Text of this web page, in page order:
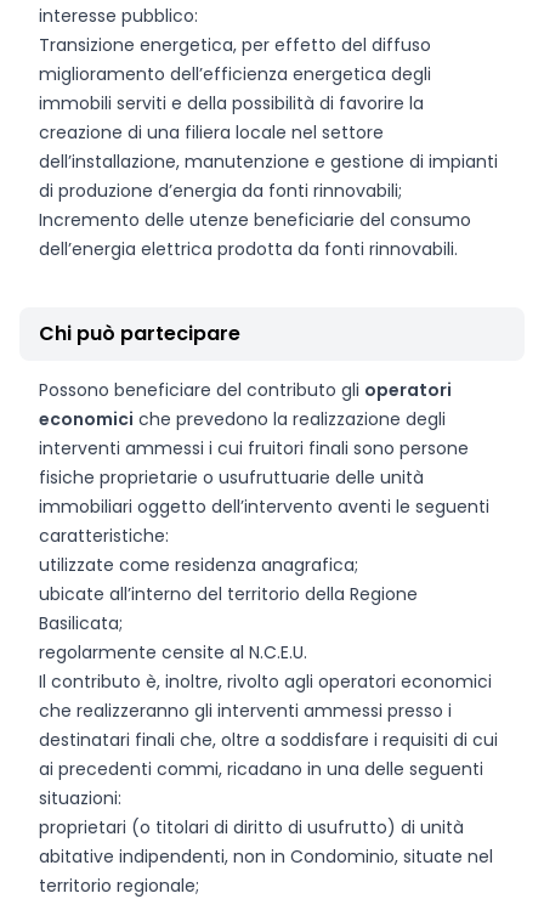
interesse pubblico:
Transizione energetica, per effetto del diffuso
miglioramento dell’efficienza energetica degli
immobili serviti e della possibilità di favorire la
creazione di una filiera locale nel settore
dell’installazione, manutenzione e gestione di impianti
di produzione d’energia da fonti rinnovabili;
Incremento delle utenze beneficiarie del consumo
dell’energia elettrica prodotta da fonti rinnovabili.
Chi può partecipare
Possono beneficiare del contributo gli operatori
economici che prevedono la realizzazione degli
interventi ammessi i cui fruitori finali sono persone
fisiche proprietarie o usufruttuarie delle unità
immobiliari oggetto dell’intervento aventi le seguenti
caratteristiche:
utilizzate come residenza anagrafica;
ubicate all’interno del territorio della Regione
Basilicata;
regolarmente censite al N.C.E.U.
Il contributo è, inoltre, rivolto agli operatori economici
che realizzeranno gli interventi ammessi presso i
destinatari finali che, oltre a soddisfare i requisiti di cui
ai precedenti commi, ricadano in una delle seguenti
situazioni:
proprietari (o titolari di diritto di usufrutto) di unità
abitative indipendenti, non in Condominio, situate nel
territorio regionale;